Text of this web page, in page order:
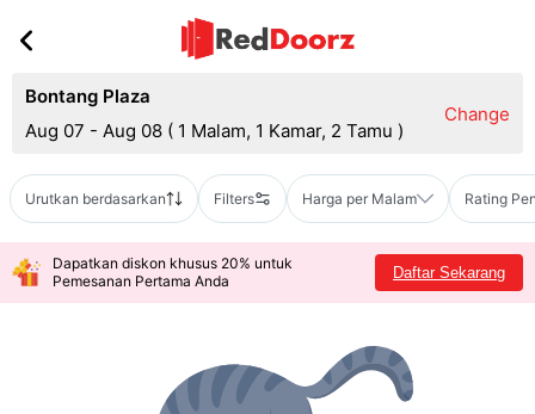
Bontang Plaza
Aug 07 - Aug 08 ( 1 Malam, 1 Kamar, 2 Tamu )
Change
Urutkan berdasarkan Filters Harga per Malam Rating
Dapatkan diskon khusus 20% untuk
Pemesanan Pertama Anda
Daftar Sekarang